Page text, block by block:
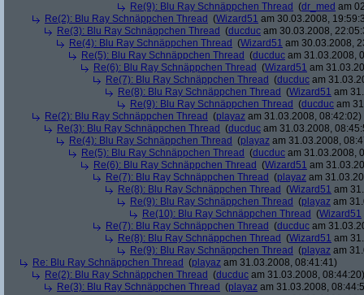
Re(9): Blu Ray Schnäppchen Thread (dr_med am
Re(2): Blu Ray Schnäppchen Thread (Wizard51 am 30.03.2008,
Re(3): Blu Ray Schnäppchen Thread (ducduc am 30.03.2008,
Re(4): Blu Ray Schnäppchen Thread (Wizard51 am 30.03.2008,
Re(5): Blu Ray Schnäppchen Thread (ducduc am 31.03.2008,
Re(6): Blu Ray Schnäppchen Thread (Wizard51 am
Re(7): Blu Ray Schnäppchen Thread (ducduc am
Re(8): Blu Ray Schnäppchen Thread (Wizard51 am
Re(9): Blu Ray Schnäppchen Thread (ducduc am
Re(2): Blu Ray Schnäppchen Thread (playaz am 31.03.2008, 08:42:02)
Re(3): Blu Ray Schnäppchen Thread (ducduc am 31.03.2008,
Re(4): Blu Ray Schnäppchen Thread (playaz am 31.03.2008,
Re(5): Blu Ray Schnäppchen Thread (ducduc am 31.03.2008,
Re(6): Blu Ray Schnäppchen Thread (Wizard51 am
Re(7): Blu Ray Schnäppchen Thread (playaz am
Re(8): Blu Ray Schnäppchen Thread (Wizard51 am
Re(9): Blu Ray Schnäppchen Thread (playaz am
Re(10): Blu Ray Schnäppchen Thread (Wizard51
Re(7): Blu Ray Schnäppchen Thread (ducduc am
Re(8): Blu Ray Schnäppchen Thread (Wizard51 am
Re(9): Blu Ray Schnäppchen Thread (playaz am
Re: Blu Ray Schnäppchen Thread (playaz am 31.03.2008, 08:41:41)
Re(2): Blu Ray Schnäppchen Thread (ducduc am 31.03.2008, 08:44:20)
Re(3): Blu Ray Schnäppchen Thread (playaz am 31.03.2008,